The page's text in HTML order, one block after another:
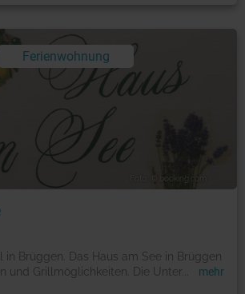
Ferienwohnung
Foto: © booking.com
in Brüggen. Das Haus am See in Brüggen
und Grillmöglichkeiten. Die Unter
mehr